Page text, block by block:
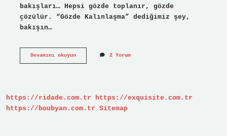
bakışları… Hepsi gözde toplanır, gözde
çözülür. “Gözde Kalınlaşma” dediğimiz şey,
bakışın…
Devamını okuyunGözde
2 Yorum
https://ridade.com.tr
https://exquisite.com.tr
https://boubyan.com.tr Sitemap